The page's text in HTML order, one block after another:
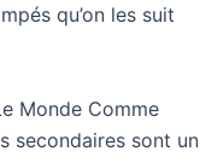
qu’on les suit
Monde Comme
secondaires sont un